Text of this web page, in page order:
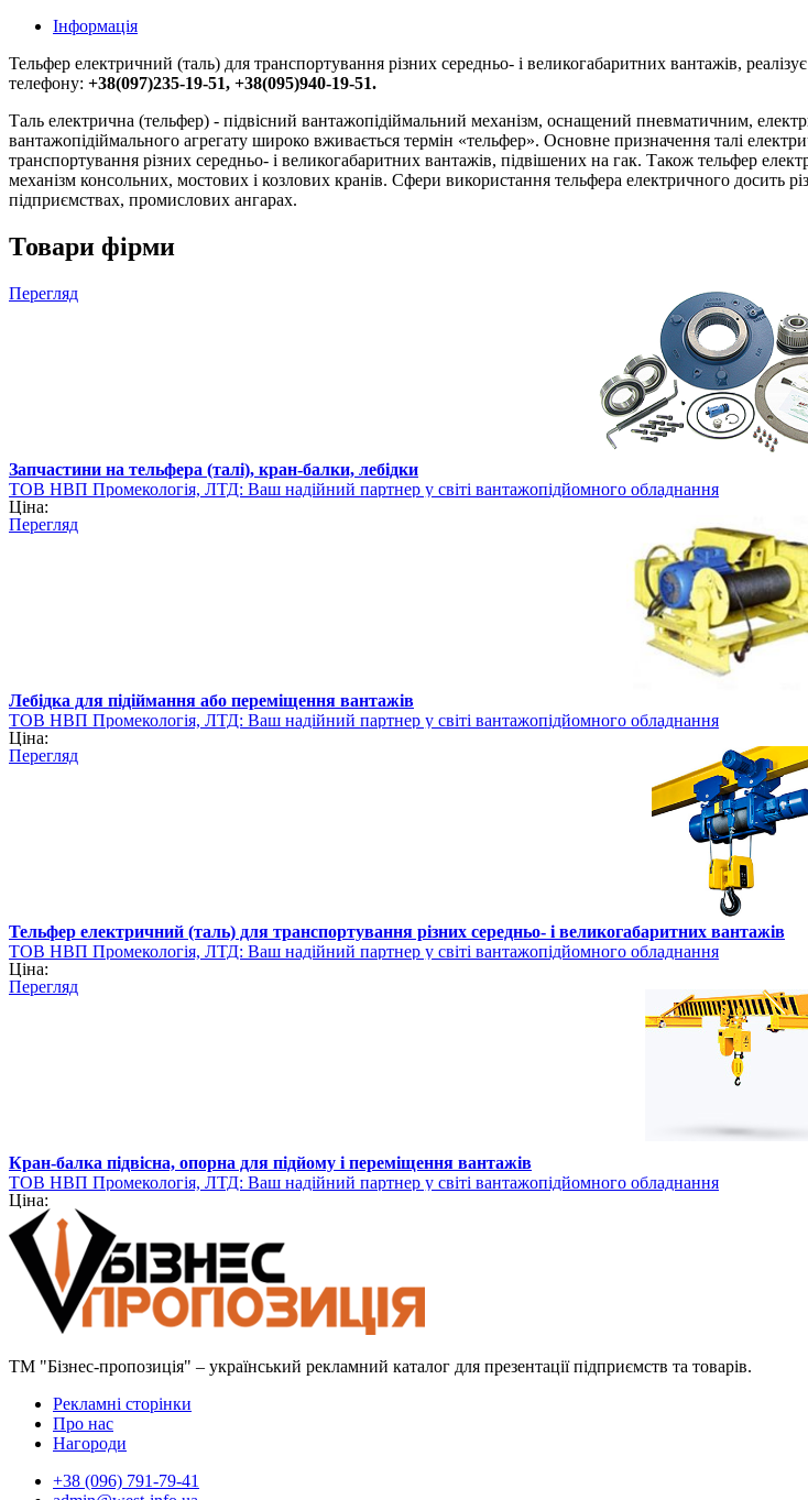
Інформація
Тельфер електричний (таль) для транспортування різних середньо- і великогабаритних вантажів,
телефону: +38(097)235-19-51, +38(095)940-19-51.
Таль електрична (тельфер) - підвісний вантажопідіймальний механізм, оснащений пневматичним,
вантажопідіймального агрегату широко вживається термін «тельфер». Основне призначення талі
транспортування різних середньо- і великогабаритних вантажів, підвішених на гак. Також тельфер
механізм консольних, мостових і козлових кранів. Сфери використання тельфера електричного досить
підприємствах, промислових ангарах.
Товари фірми
Перегляд
Запчастини на тельфера (талі), кран-балки, лебідки
ТОВ НВП Промекологія, ЛТД: Ваш надійний партнер у світі вантажопідйомного обладнання
Ціна:
Перегляд
Лебідка для підіймання або переміщення вантажів
ТОВ НВП Промекологія, ЛТД: Ваш надійний партнер у світі вантажопідйомного обладнання
Ціна:
Перегляд
Тельфер електричний (таль) для транспортування різних середньо- і великогабаритних вантажів
ТОВ НВП Промекологія, ЛТД: Ваш надійний партнер у світі вантажопідйомного обладнання
Ціна:
Перегляд
Кран-балка підвісна, опорна для підйому і переміщення вантажів
ТОВ НВП Промекологія, ЛТД: Ваш надійний партнер у світі вантажопідйомного обладнання
Ціна:
ТМ "Бізнес-пропозиція" – український рекламний каталог для презентації підприємств та товарів.
Рекламні сторінки
Про нас
Нагороди
+38 (096) 791-79-41